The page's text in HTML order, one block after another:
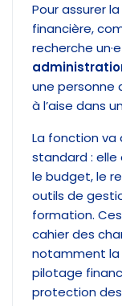
Pour assurer
financière,
recherche un·e
une personne
à l’aise dans
La fonction va
standard :
le budget, le
outils de
formation.
cahier des
notamment
pilotage
protection